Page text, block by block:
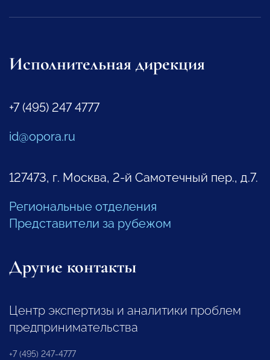
Исполнительная дирекция
+7 (495) 247 4777
id@opora.ru
127473, г. Москва, 2-й Самотечный пер., д.7.
Региональные отделения
Представители за рубежом
Другие контакты
Центр экспертизы и аналитики проблем
предпринимательства
+7 (495) 247-4777